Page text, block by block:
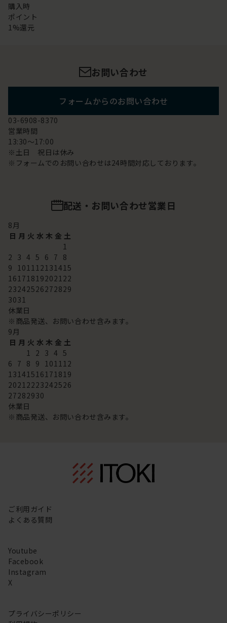
購入時
ポイント
1%還元
お問い合わせ
フォームからのお問い合わせ
03-6908-8370
営業時間
13:30～17:00
※土日 祝日は休み
※フォームでのお問い合わせは24時間対応しております。
配送・お問い合わせ営業日
8 月
日 月 火 水 木 金 土
1
2 3 4 5 6 7 8
9
10 11 12 13 14 15
16 17 18 192021 22
23242526272829
3031
休業日
※商品発送、お問い合わせ含みます。
9 月
日 月 火 水 木 金 土
1
2 3 4 5
6 7 8 9 10 11 12
13 14 15 16 17 18 19
2021 2223242526
27282930
休業日
※商品発送、お問い合わせ含みます。
ご利用ガイド
よくある質問
Youtube
Facebook
Instagram
X
プライバシーポリシー